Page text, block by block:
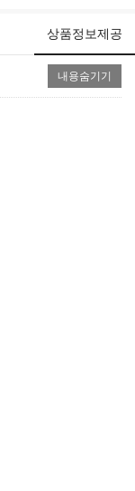
상품정보제공
내용숨기기